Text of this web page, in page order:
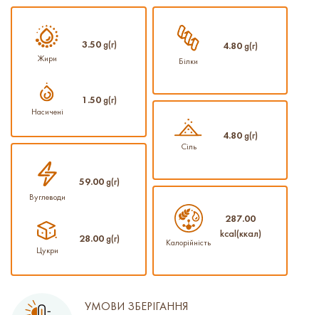
Жири
3.50 g(г)
Насичені
1.50 g(г)
Білки
4.80g(г)
Вуглеводи
59.00 g(г)
Цукри
28.00 g(г)
Сіль
4.80g(г)
Калорійність
287.00
kcal(ккал)
УМОВИ ЗБЕРІГАННЯ